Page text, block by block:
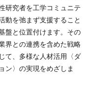
研究者を工学コミュニテ
動を弛まず支援すること
盤と位置付けます。その
界との連携を含めた戦略
て、多様な人材活用〈ダ
ン〉の実現をめざしま